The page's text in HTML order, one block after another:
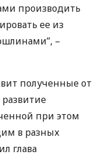
производить
ее из
–
полученные от
при этом
в разных
глава